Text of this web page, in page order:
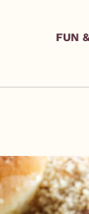
FUN